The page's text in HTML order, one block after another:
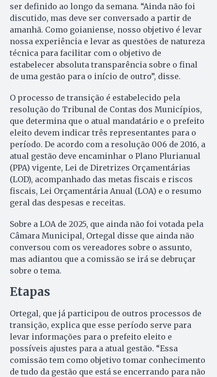
ser definido ao longo da semana. “Ainda não foi
discutido, mas deve ser conversado a partir de
amanhã. Como goianiense, nosso objetivo é levar
nossa experiência e levar as questões de natureza
técnica para facilitar com o objetivo de
estabelecer absoluta transparência sobre o final
de uma gestão para o início de outro”, disse.
O processo de transição é estabelecido pela
resolução do Tribunal de Contas dos Municípios,
que determina que o atual mandatário e o prefeito
eleito devem indicar três representantes para o
período. De acordo com a resolução 006 de 2016, a
atual gestão deve encaminhar o Plano Plurianual
(PPA) vigente, Lei de Diretrizes Orçamentárias
(LOD), acompanhado das metas fiscais e riscos
fiscais, Lei Orçamentária Anual (LOA) e o resumo
geral das despesas e receitas.
Sobre a LOA de 2025, que ainda não foi votada pela
Câmara Municipal, Ortegal disse que ainda não
conversou com os vereadores sobre o assunto,
mas adiantou que a comissão se irá se debruçar
sobre o tema.
Etapas
Ortegal, que já participou de outros processos de
transição, explica que esse período serve para
levar informações para o prefeito eleito e
possíveis ajustes para a atual gestão. “Essa
comissão tem como objetivo tomar conhecimento
de tudo da gestão que está se encerrando para não